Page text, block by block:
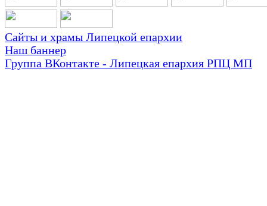
Сайты и храмы Липецкой епархии
Наш баннер
Группа ВКонтакте - Липецкая епархия РПЦ МП